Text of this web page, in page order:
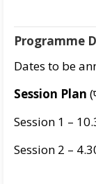
Programme
Dates to be
Session Plan
Session 1 –
Session 2 –